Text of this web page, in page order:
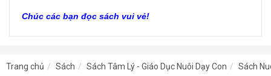
Chúc các bạn đọc sách vui vẻ!
Trang chủ Sách Sách Tâm Lý - Giáo Dục Nuôi Dạy Con Sách